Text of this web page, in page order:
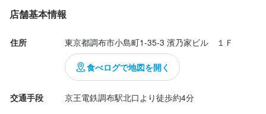
店舗基本情報
住所 東京都調布市小島町1-35-3 濱乃家ビル　１Ｆ
食べログで地図を開く
交通手段
京王電鉄調布駅北口より徒歩約4分
少しでも興味を持っていただけましたら、まずはお気軽にご応募
ください！
少しでも興味を持っていただけましたら、まずはお気軽にご応募
あなたとお会いできることを楽しみにしています。
少しでも興味を持っていただけましたら、まずはお気軽にご応募
ください！
少しでも興味を持っていただけましたら、まずはお気軽にご応募
あなたとお会いできることを楽しみにしています。